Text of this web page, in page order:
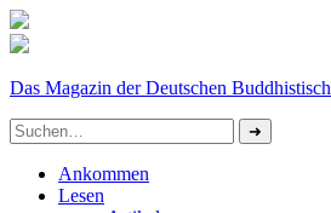
Das Magazin der Deutschen
Ankommen
Lesen